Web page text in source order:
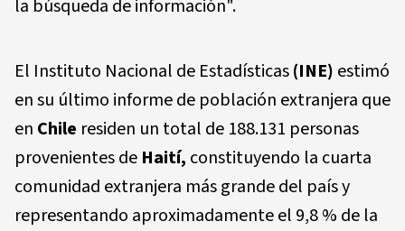
la búsqueda de información".
El Instituto Nacional de Estadísticas(INE) estimó
en su último informe de población extranjera que
en Chile residen un total de 188.131 personas
provenientes de Haití, constituyendo la cuarta
comunidad extranjera más grande del país y
representando aproximadamente el 9,8 % de la